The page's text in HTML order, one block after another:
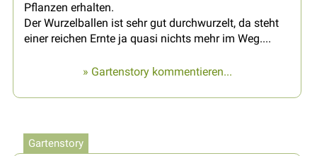
Pflanzen erhalten.
Der Wurzelballen ist sehr gut durchwurzelt, da steht
einer reichen Ernte ja quasi nichts mehr im Weg....
» Gartenstory kommentieren...
Gartenstory